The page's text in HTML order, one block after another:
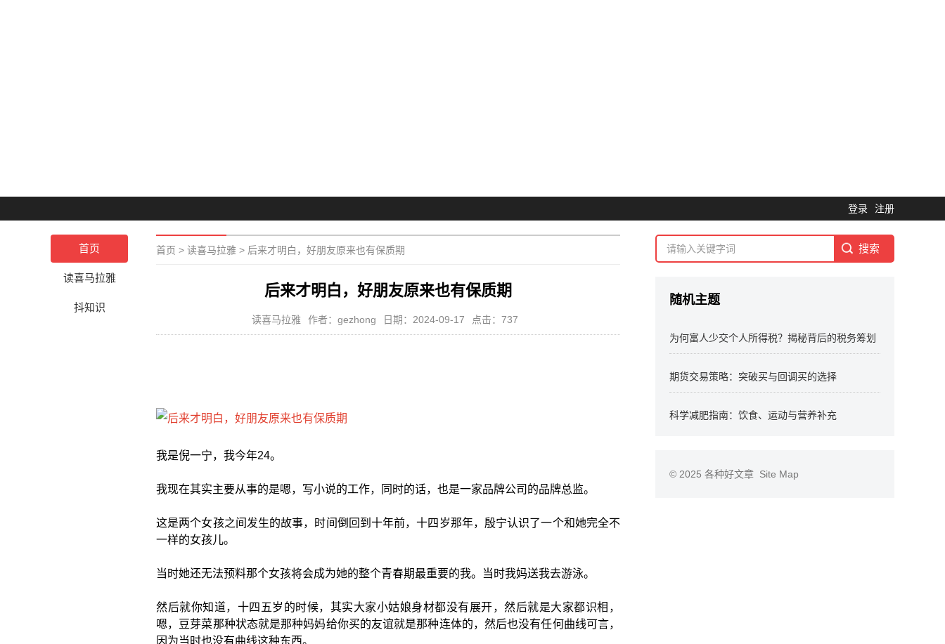
登录 注册
首页
读喜马拉雅
抖知识
首页 > 读喜马拉雅 > 后来才明白，好朋友原来也有保质期
后来才明白，好朋友原来也有保质期
读喜马拉雅 作者：gezhong 日期：2024-09-17 点击：737
我是倪一宁，我今年24。
我现在其实主要从事的是嗯，写小说的工作，同时的话，也是一家品牌公司的品牌总监。
这是两个女孩之间发生的故事，时间倒回到十年前，十四岁那年，殷宁认识了一个和她完全不
一样的女孩儿。
当时她还无法预料那个女孩将会成为她的整个青春期最重要的我。当时我妈送我去游泳。
然后就你知道，十四五岁的时候，其实大家小姑娘身材都没有展开，然后就是大家都识相，
嗯，豆芽菜那种状态就是那种妈妈给你买的友谊就是那种连体的，然后也没有任何曲线可言，
因为当时也没有曲线这种东西。
随机主题
为何富人少交个人所得税？揭秘背后的税务筹划
期货交易策略：突破买与回调买的选择
科学减肥指南：饮食、运动与营养补充
© 2025 各种好文章 Site Map